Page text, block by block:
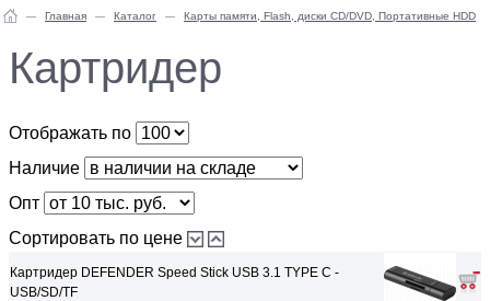
Главная Каталог Карты памяти, Flash, диски CD/DVD, Портативные HDD
Картридер
Отображать по
Наличие
Опт
Сортировать по цене
Картридер DEFENDER Speed Stick USB 3.1 TYPE C -
USB/SD/TF